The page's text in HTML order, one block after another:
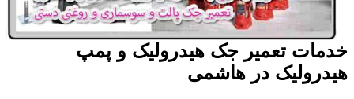
خدمات تعمیر جک هیدرولیک و پمپ
هیدرولیک در هاشمی